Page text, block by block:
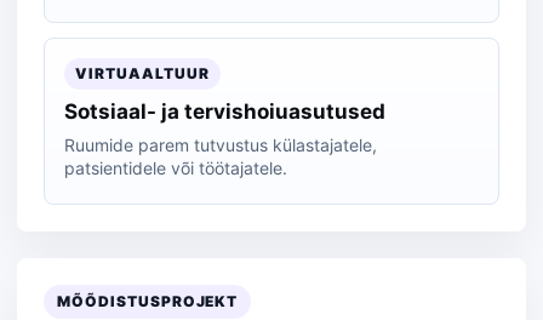
VIRTUAALTUUR
Sotsiaal- ja tervishoiuasutused
Ruumide parem tutvustus külastajatele,
patsientidele või töötajatele.
MÕÕDISTUSPROJEKT